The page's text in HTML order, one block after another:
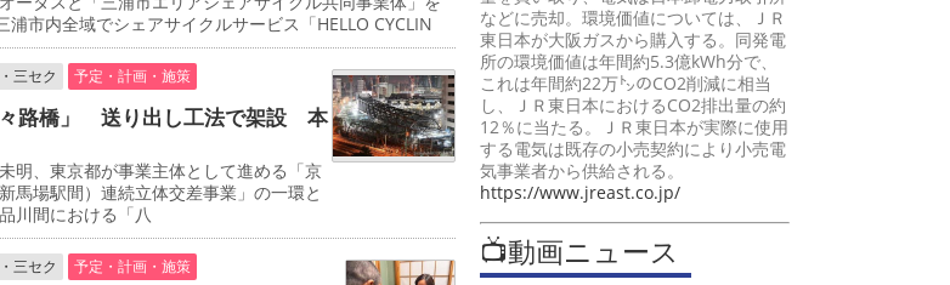
市内全域でシェアサイクルサービス「HELLO CYCLIN
三セク 予定・計画・施策
路橋」 送り出し工法で架設 本
明、東京都が事業主体として進める「京
馬場駅間）連続立体交差事業」の一環と
川間における「八
三セク 予定・計画・施策
などに売却。環境価値については、ＪＲ
東日本が大阪ガスから購入する。同発電
所の環境価値は年間約5.3億kWh分で、
これは年間約22万㌧のCO2削減に相当
し、ＪＲ東日本におけるCO2排出量の約
12％に当たる。ＪＲ東日本が実際に使用
する電気は既存の小売契約により小売電
気事業者から供給される。
https://www.jreast.co.jp/
📺動画ニュース